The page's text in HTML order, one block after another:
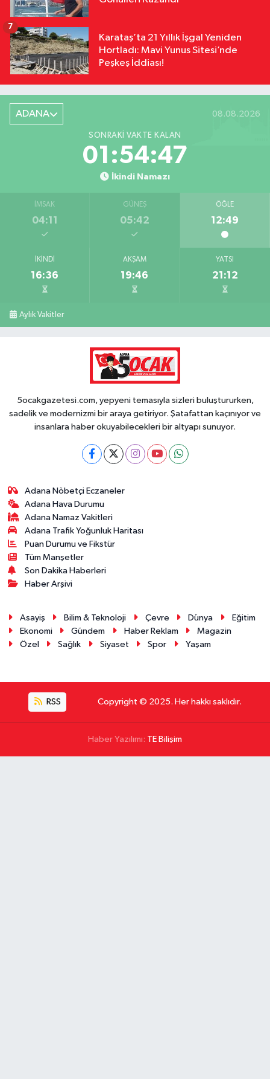
Karataş’ta 21 Yıllık İşgal Yeniden
Hortladı: Mavi Yunus Sitesi’nde
Peşkeş İddiası!
7
ADANA 08.08.2026
SONRAKI VAKTE KALAN
01:54:46
İkindi Namazı
İMSAK
04:11
GÜNEŞ
05:42
ÖĞLE
12:49
İKINDI
16:36
AKŞAM
19:46
YATSI
21:12
Aylık Vakitler
5ocakgazetesi.com, yepyeni temasıyla sizleri buluştururken,
sadelik ve modernizmi bir araya getiriyor. Şatafattan kaçınıyor ve
insanlara haber okuyabilecekleri bir altyapı sunuyor.
Adana Nöbetçi Eczaneler
Adana Hava Durumu
Adana Namaz Vakitleri
Adana Trafik Yoğunluk Haritası
Puan Durumu ve Fikstür
Tüm Manşetler
Son Dakika Haberleri
Haber Arşivi
Asayiş Bilim & Teknoloji Çevre Dünya
Eğitim
Ekonomi
Gündem Haber Reklam
Magazin
Özel
Sağlık Siyaset Spor Yaşam
RSS Copyright © 2025. Her hakkı saklıdır.
Haber Yazılımı: TE Bilişim